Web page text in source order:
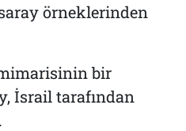
örneklerinden
bir
İsrail tarafından